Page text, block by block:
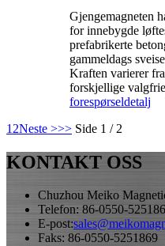
Gjengemagneten
for innebygde
prefabrikerte
gammeldags
Kraften varierer
forskjellige
forespørseldetalj
1 2Neste >>> Side 1 / 2
KONTAKT OSS
Chuzhou Meiko
Telefon: 86-0550-
E-post:
Faks: 86-0550-5251869